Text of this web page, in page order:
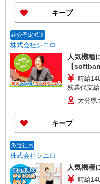
有) ★月2回払い・週払い可能（規程有）★ ゜・。
○。・゜+
キープ
紹介予定派遣
株式会社シエロ
人気機種
【
時給
残業代支給
+゜・。○
万円支給(規定有) お友達を紹介
ィブ支給(規定有) ★月2回払い
有）★ ゜
大分県
キープ
派遣社員
株式会社シエロ
人気機種
時給